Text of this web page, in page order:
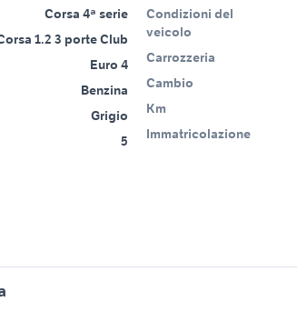
Corsa 4ª serie
1.2 3 porte Club
Euro 4
Benzina
Grigio
5
Condizioni del
veicolo
Carrozzeria
Cambio
Km
Immatricolazione